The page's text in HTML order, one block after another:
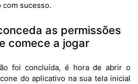
sucesso.
as permissões
comece a jogar
foi concluída, é hora de abrir o
do aplicativo na sua tela inicial